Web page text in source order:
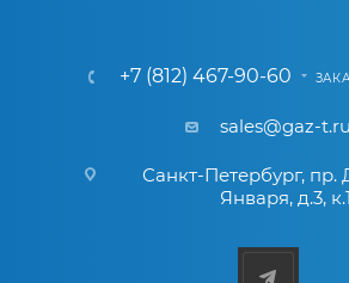
+7 (812) 467-90-60
sales@gaz-t.ru
Санкт-Петербург, пр.
Января, д.3, к.1